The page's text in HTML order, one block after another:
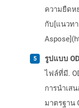
ความยืดห
กับ[แนวท
รูปแบบ
ไฟล์ที่มี.
การนำเส
มาตรฐาน